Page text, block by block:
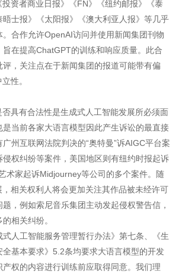
投资者商业日报》《FN》《纽约邮报》《泰
晤士报》《太阳报》《澳大利亚人报》等几乎
合作允许OpenAI访问并使用新闻集团刊物
旨在提高ChatGPT的训练和响应质量。此合
，关注点在于新闻集团的报道可能带有偏
性。
具有合法性是生成式人工智能发展所必须面
是当前各家大语言模型因此产生诉讼的最直接
州互联网法院判决的“奥特曼”诉AIGC平台案
权纠纷等案件，美国地区则有纽约时报起诉
术家起诉Midjourney等公司的多个案件。随
相关权利人将会更加关注其作品被未经许可
，例如索尼音乐集团主动发起侵权警告信，
相关纠纷。
式人工智能服务管理暂行办法》第七条、《生
全基本要求》5.2条均要求大语言模型的开发
权的内容进行训练前应取得同意。我们理